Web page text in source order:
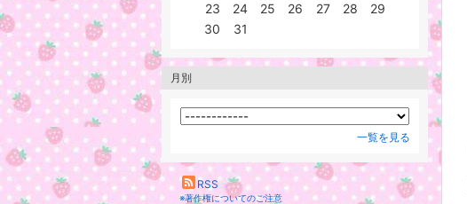
23
24 25 26 27 28
29
30
31
月別
一覧を見る
RSS
※著作権についてのご注意